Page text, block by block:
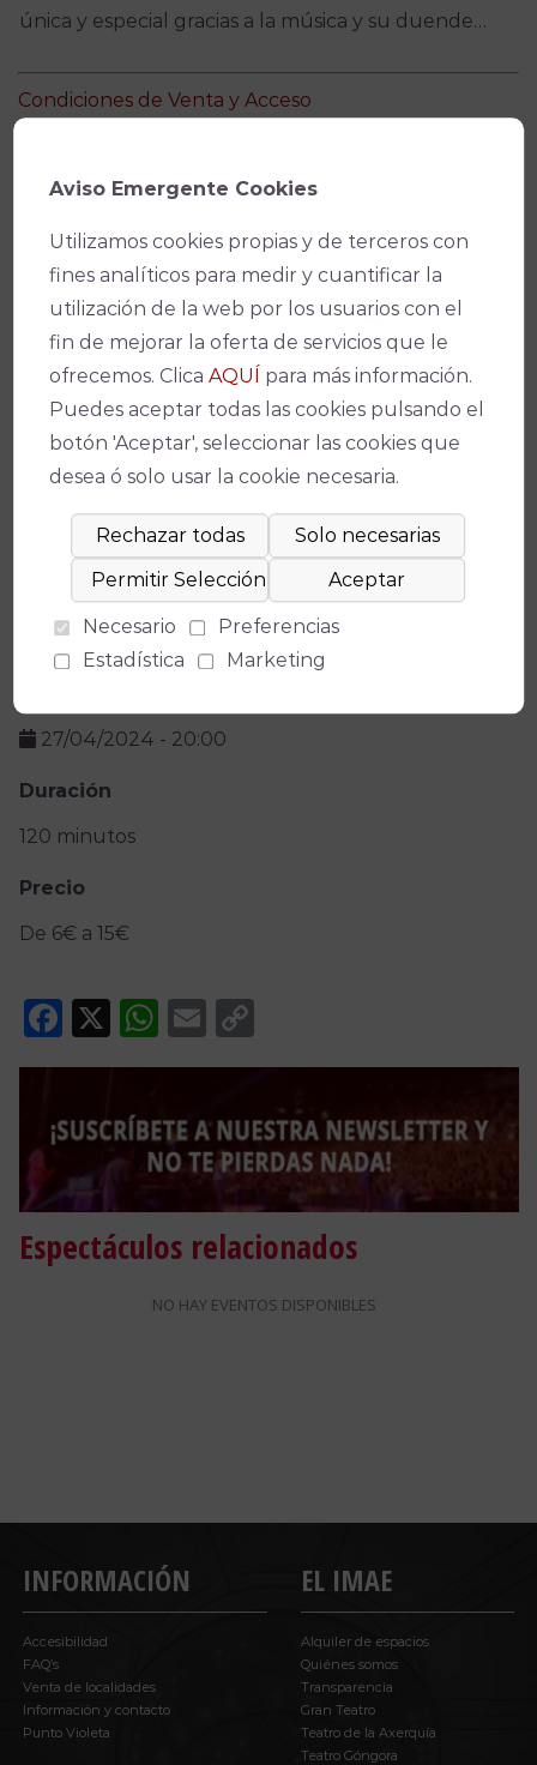
única y especial gracias a la música y su duende…
Condiciones de Venta y Acceso
Ficha técnica
Gran Teatro
27/04/2024 - 20:00
Duración
120 minutos
Precio
De 6€ a 15€
Facebook
X WhatsApp
Email
Copy
Link
Espectáculos relacionados
NO HAY EVENTOS DISPONIBLES
INFORMACIÓN
Accesibilidad
FAQ’s
Venta de localidades
Información y contacto
Punto Violeta
EL IMAE
Alquiler de espacios
Quiénes somos
Transparencia
Gran Teatro
Teatro de la Axerquía
Teatro Góngora
Aviso Emergente Cookies
Utilizamos cookies propias y de terceros con
fines analíticos para medir y cuantificar la
utilización de la web por los usuarios con el
fin de mejorar la oferta de servicios que le
ofrecemos. ClicaAQUÍ para más información.
Puedes aceptar todas las cookies pulsando el
botón 'Aceptar', seleccionar las cookies que
desea ó solo usar la cookie necesaria.
Necesario
Preferencias
Estadística
Marketing